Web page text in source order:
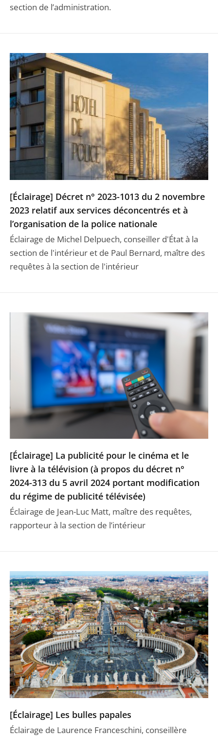
section de l’administration.
[Éclairage] Décret n° 2023-1013 du 2 novembre
2023 relatif aux services déconcentrés et à
l’organisation de la police nationale
Éclairage de Michel Delpuech, conseiller d'État à la
section de l'intérieur et de Paul Bernard, maître des
requêtes à la section de l'intérieur
[Éclairage] La publicité pour le cinéma et le
livre à la télévision (à propos du décret n°
2024-313 du 5 avril 2024 portant modification
du régime de publicité télévisée)
Éclairage de Jean-Luc Matt, maître des requêtes,
rapporteur à la section de l’intérieur
[Éclairage] Les bulles papales
Éclairage de Laurence Franceschini, conseillère